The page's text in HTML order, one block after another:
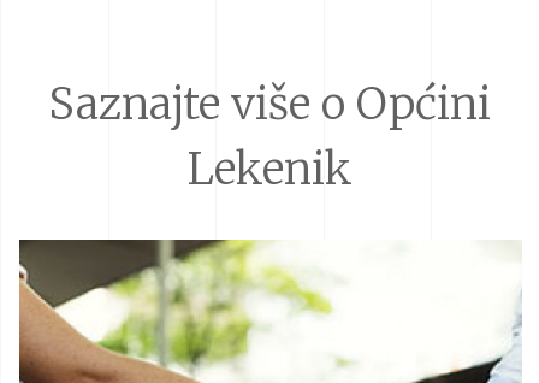
Saznajte više o Općini
Lekenik